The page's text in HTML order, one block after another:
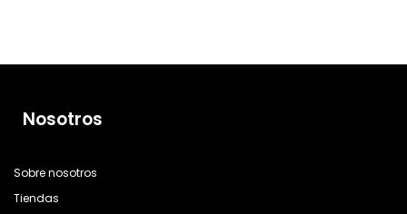
Nosotros
Sobre nosotros
Tiendas